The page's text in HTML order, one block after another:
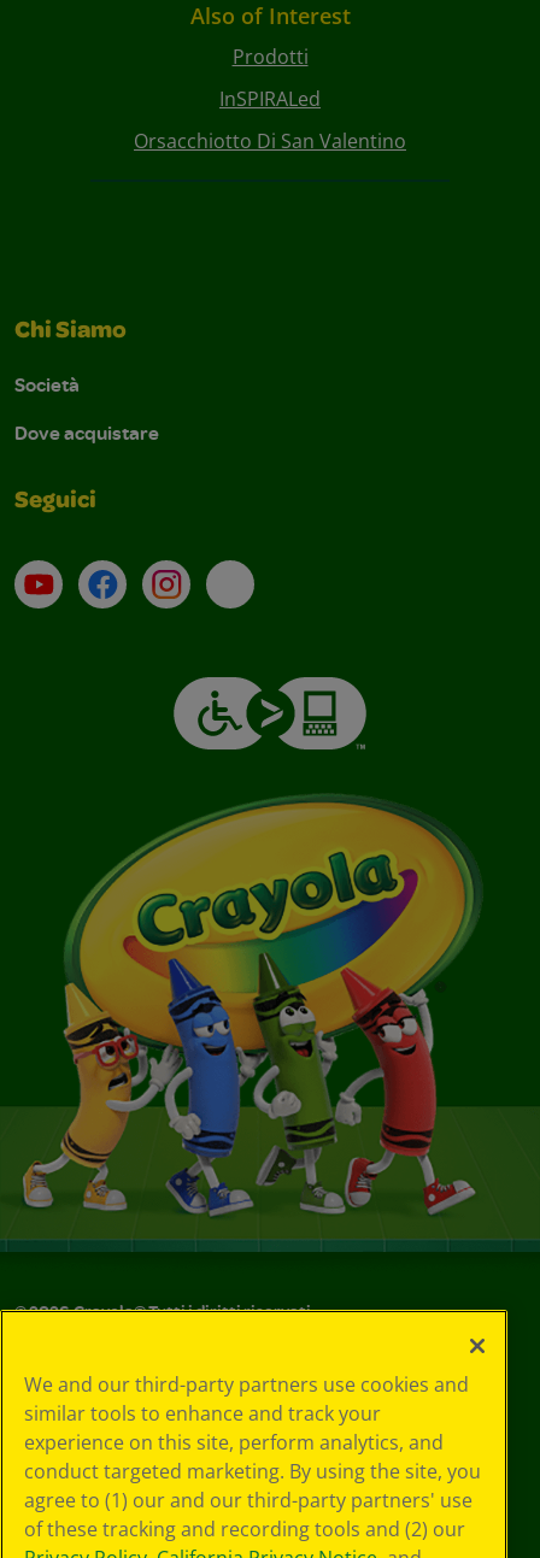
Also of Interest
Prodotti
InSPIRALed
Orsacchiotto Di San Valentino
Chi Siamo
Società
Dove acquistare
Seguici
Su YouTube
ContattiProfilo Instagram
Email
©2026Crayola® Tutti i diritti riservati.
in materia di
privacy
Informativa sulla
privacy
Termini SMS
GDPR
Informativa sulla
We and our third-party partners use cookies and
similar tools to enhance and track your
experience on this site, perform analytics, and
conduct targeted marketing. By using the site, you
agree to (1) our and our third-party partners' use
of these tracking and recording tools and (2) our